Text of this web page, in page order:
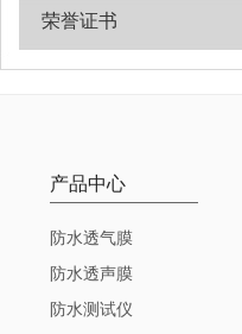
荣誉证书
产品中心
防水透气膜
防水透声膜
防水测试仪